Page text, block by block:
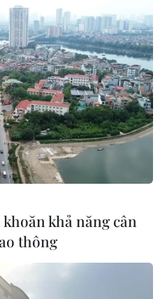
khả năng cân
thông